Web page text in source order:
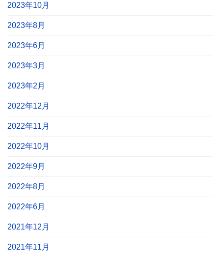
2023年10月
2023年8月
2023年6月
2023年3月
2023年2月
2022年12月
2022年11月
2022年10月
2022年9月
2022年8月
2022年6月
2021年12月
2021年11月